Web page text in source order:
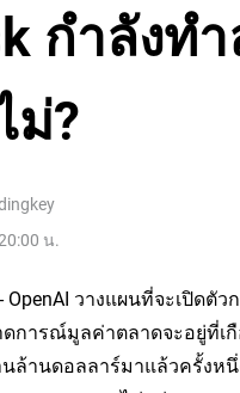
กำลังท
ม่?
น.
OpenAI วางแผนที่จะเปิด
การณ์มูลค่าตลาดจะอยู่ที่เ
ล้านดอลลาร์มาแล้วครั้งห